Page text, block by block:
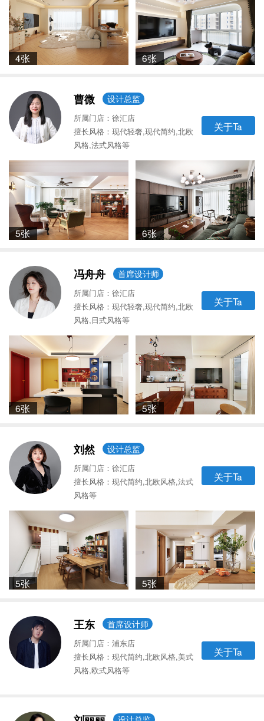
4张 6张
曹微 设计总监
所属门店：徐汇店
擅长风格：现代轻奢,现代简约,北欧
风格,法式风格等
关于Ta
5张 6张
冯舟舟 首席设计师
所属门店：徐汇店
擅长风格：现代轻奢,现代简约,北欧
风格,日式风格等
关于Ta
6张 5张
刘然 设计总监
所属门店：徐汇店
擅长风格：现代简约,北欧风格,法式
风格等
关于Ta
5张 5张
王东 首席设计师
所属门店：浦东店
擅长风格：现代简约,北欧风格,美式
风格,欧式风格等
关于Ta